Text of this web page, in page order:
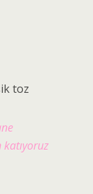
toz
katıyoruz